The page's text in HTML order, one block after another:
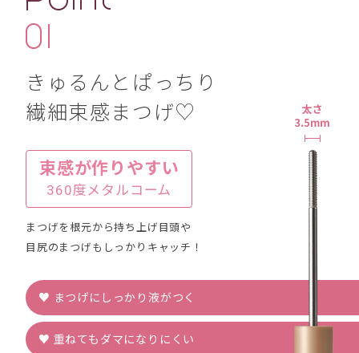
きゅるんとぱっちり
繊細束感まつげ♡
束感が作りやすい
360度メタルコーム
まつげを根元から持ち上げ 目頭や
目尻のまつげも しっかりキャッチ！
♥ まつげにしっかり液がつく
♥ 重ねてもダマになりにくい